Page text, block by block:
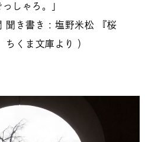
しゃろ。」
聞き書き : 塩野米松 『桜
ちくま文庫より ）